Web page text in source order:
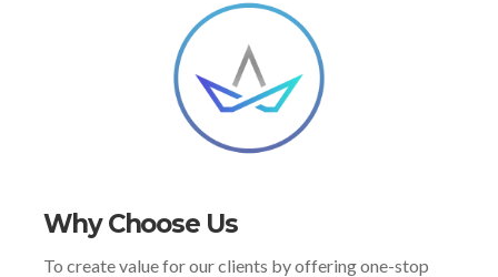
Why Choose Us
To create value for our clients by offering one-stop